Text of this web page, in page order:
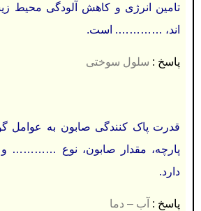
تامین انرژی و کاهش آلودگی محیط
اند، …………. است.
پاسخ : سلول سوختی
قدرت پاک کنندگی صابون به عوامل
پارچه، مقدار صابون، نوع
دارد.
پاسخ : آب – دما